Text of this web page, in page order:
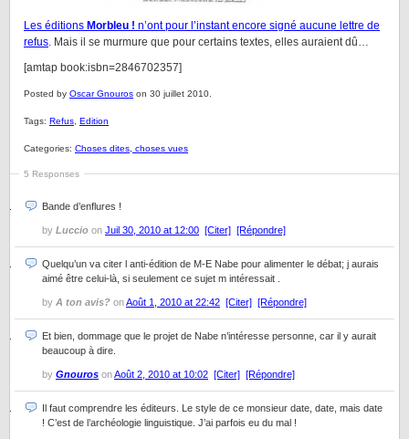
Les éditions Morbleu ! n’ont pour l’instant encore signé aucune lettre de
refus. Mais il se murmure que pour certains textes, elles auraient dû…
[amtap book:isbn=2846702357]
Posted by Oscar Gnouros on 30 juillet 2010.
Tags: Refus Edition
Categories: Choses dites, choses vues
5 Responses
Bande d’enflures !
by Luccio on Juil 30, 2010 at 12:00 [Citer] [Répondre]
Quelqu’un va citer l anti-édition de M-E Nabe pour alimenter le débat; j aurais
aimé être celui-là, si seulement ce sujet m intéressait .
by A ton avis? onAoût 1, 2010 at 22:42 [Citer] [Répondre]
Et bien, dommage que le projet de Nabe n’intéresse personne, car il y aurait
beaucoup à dire.
by Gnouros onAoût 2, 2010 at 10:02 [Citer] [Répondre]
Il faut comprendre les éditeurs. Le style de ce monsieur date, date, mais date
! C’est de l’archéologie linguistique. J’ai parfois eu du mal !